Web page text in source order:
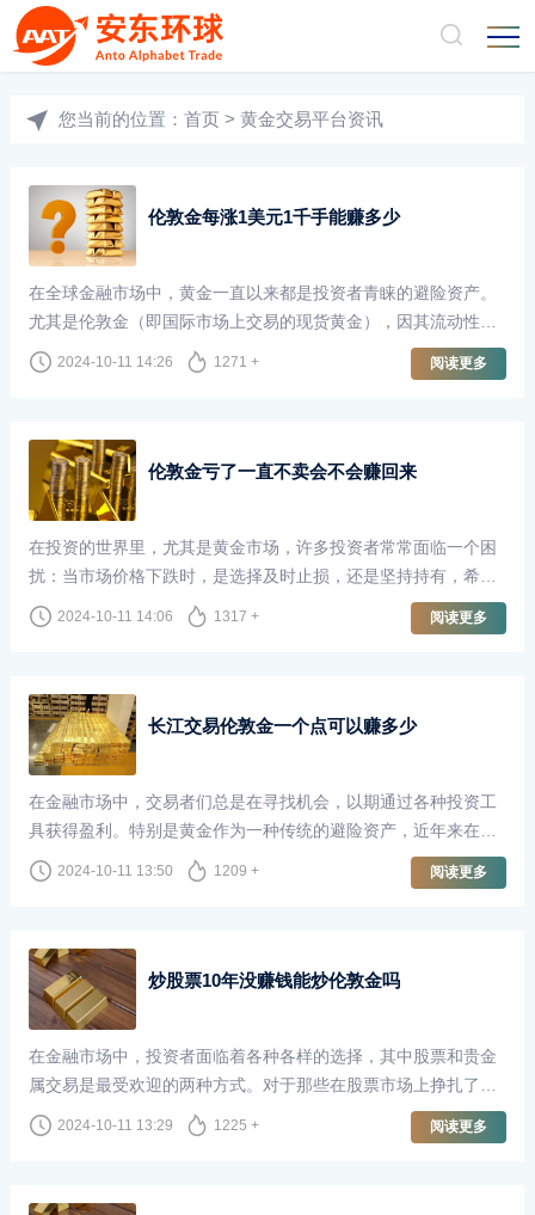
您当前的位置： 首页 > 黄金交易平台资讯
伦敦金每涨1美元1千手能赚多少
在全球金融市场中，黄金一直以来都是投资者青睐的避险资产。
尤其是伦敦金（即国际市场上交易的现货黄金），因其流动性
强、交易量大，成为了许多投资者的首选。许多投资者在交易时
会关注价格波动，尤其是伦敦金每上涨1美元的潜在收益。那么，
2024-10-11 14:26 1271 + 阅读更多
伦敦金亏了一直不卖会不会赚回来
在投资的世界里，尤其是黄金市场，许多投资者常常面临一个困
扰：当市场价格下跌时，是选择及时止损，还是坚持持有，希望
未来能够“回本”？尤其是在伦敦金市场，这个问题更是引发了广
泛的讨论。
2024-10-11 14:06 1317 + 阅读更多
长江交易伦敦金一个点可以赚多少
在金融市场中，交易者们总是在寻找机会，以期通过各种投资工
具获得盈利。特别是黄金作为一种传统的避险资产，近年来在全
球经济不确定性加剧的背景下，受到了越来越多投资者的青睐。
长江交易作为国内知名的贵金属交易平台，提供了丰富的交易机
易伦敦金一个点究竟可以赚多少呢？
2024-10-11 13:50 1209 + 阅读更多
炒股票10年没赚钱能炒伦敦金吗
在金融市场中，投资者面临着各种各样的选择，其中股票和贵金
属交易是最受欢迎的两种方式。对于那些在股票市场上挣扎了十
年却未能盈利的投资者来说，转向伦敦金（即黄金现货市场）是
否可行，成为了一个值得探讨的话题。
2024-10-11 13:29 1225 + 阅读更多